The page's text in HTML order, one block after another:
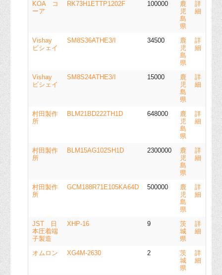
KOA コ
ーア
RK73H1ETTP1202F 100000
鹿
児
島
県
詳
細
Vishay
ビシェイ
SM8S36ATHE3/I 34500
鹿
児
島
県
詳
細
Vishay
ビシェイ
SM8S24ATHE3/I 15000
鹿
児
島
県
詳
細
村田製作
所
BLM21BD222TH1D 648000
鹿
児
島
県
詳
細
村田製作
所
BLM15AG102SH1D 2300000
鹿
児
島
県
詳
細
村田製作
所
GCM188R71E105KA64D 500000
鹿
児
島
県
詳
細
JST 日
本圧着端
子製造
XHP-16 9
茨
城
県
詳
細
オムロン XG4M-2630 2
茨
城
県
詳
細